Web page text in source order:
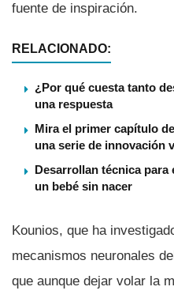
fuente de inspiración.
RELACIONADO:
¿Por qué cuesta tanto
una respuesta
Mira el primer capí­tulo
una serie de innovación
Desarrollan técnica para
un bebé sin nacer
Kounios, que ha
mecanismos neuronales
que aunque dejar volar la